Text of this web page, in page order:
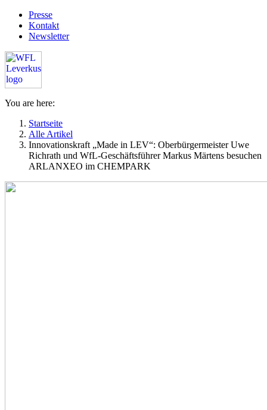
Presse
Kontakt
Newsletter
You are here:
Startseite
Alle Artikel
Innovationskraft „Made in LEV“: Oberbürgermeister Uwe
Richrath und WfL-Geschäftsführer Markus Märtens besuchen
ARLANXEO im CHEMPARK